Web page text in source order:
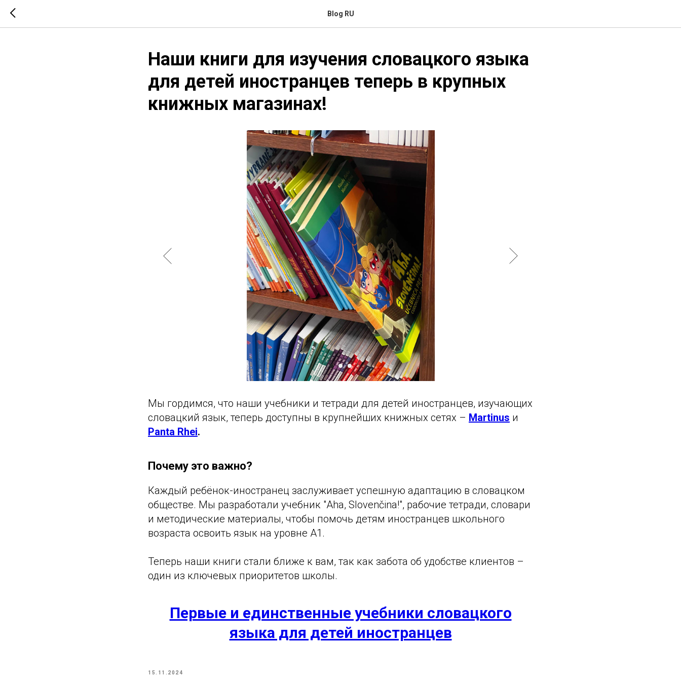
Blog RU
Наши книги для изучения словацкого языка
для детей иностранцев теперь в крупных
книжных магазинах!
Мы гордимся, что наши учебники и тетради для детей иностранцев, изучающих
словацкий язык, теперь доступны в крупнейших книжных сетях – Martinus и
Panta Rhei.
Почему это важно?
Каждый ребёнок-иностранец заслуживает успешную адаптацию в словацком
обществе. Мы разработали учебник "Aha, Slovenčina!", рабочие тетради, словари
и методические материалы, чтобы помочь детям иностранцев школьного
возраста освоить язык на уровне A1.
Теперь наши книги стали ближе к вам, так как забота об удобстве клиентов –
один из ключевых приоритетов школы.
Первые и единственные учебники словацкого
языка для детей иностранцев
15.11.2024